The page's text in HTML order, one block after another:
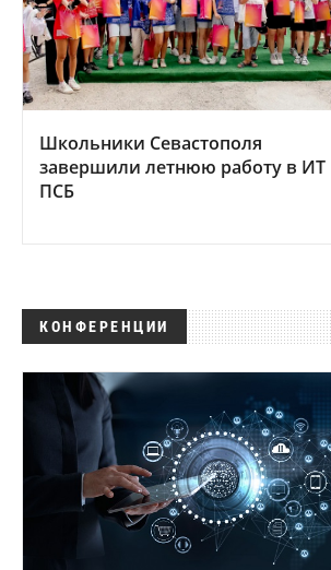
Школьники Севастополя
завершили летнюю работу в ИТ
ПСБ
КОНФЕРЕНЦИИ